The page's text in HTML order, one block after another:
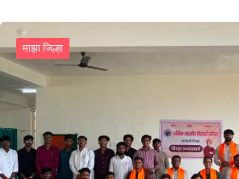
माझा जिल्हा